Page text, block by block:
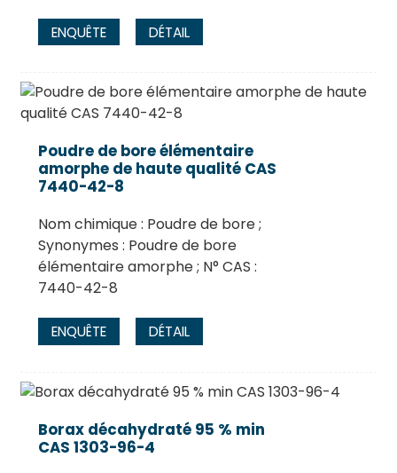
ENQUÊTE DÉTAIL
Poudre de bore élémentaire
amorphe de haute qualité CAS
7440-42-8
Nom chimique : Poudre de bore ;
Synonymes : Poudre de bore
élémentaire amorphe ; N° CAS :
7440-42-8
ENQUÊTE DÉTAIL
Borax décahydraté 95 % min
CAS 1303-96-4